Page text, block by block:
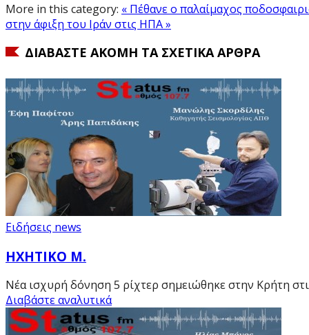
More in this category: « Πέθανε ο παλαίμαχος
στην άφιξη του Ιράν στις ΗΠΑ »
ΔΙΑΒΆΣΤΕ ΑΚΌΜΗ ΤΑ ΣΧΕΤΙΚΆ ΆΡΘΡΑ
Ειδήσεις news
ΗΧΗΤΙΚΟ Μ.
Νέα ισχυρή δόνηση 5 ρίχτερ σημειώθηκε στην Κρήτη
Διαβάστε αναλυτικά